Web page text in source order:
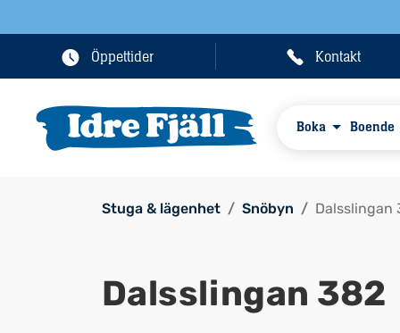
Öppettider Kontakt
Boka Boende
Stuga & lägenhet Snöbyn Dalsslingan
Dalsslingan 382